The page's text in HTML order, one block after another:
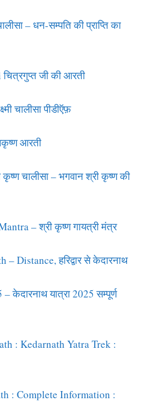
– धन-सम्पति की प्राप्ति का
जी की आरती
चालीसा पीडीऍफ़
आरती
चालीसा – भगवान श्री कृष्ण की
– श्री कृष्ण गायत्री मंत्र
Distance, हरिद्वार से केदारनाथ
केदारनाथ यात्रा 2025 सम्पूर्ण
: Kedarnath Yatra Trek :
: Complete Information :